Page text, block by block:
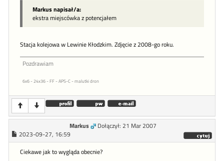
Markus napisał/a:
ekstra miejscówka z potencjałem
Stacja kolejowa w Lewinie Kłodzkim. Zdjęcie z 2008-go roku.
Pozdrawiam
6x6 - 24x36 - FF - APS-C - malutki dron
Markus
Dołączył: 21 Mar 2007
2023-09-27, 16:59
Ciekawe jak to wygląda obecnie?